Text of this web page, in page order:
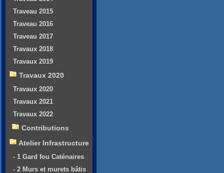
Traveau 2015
Traveau 2016
Traveau 2017
Travaux 2018
Travaux 2019
Travaux 2020
Travaux 2020
Travaux 2021
Travaux 2022
Contributions
Atelier Infrastructure
- 1 Gard fou Caténaires
- 2 Murs et murets bâtis